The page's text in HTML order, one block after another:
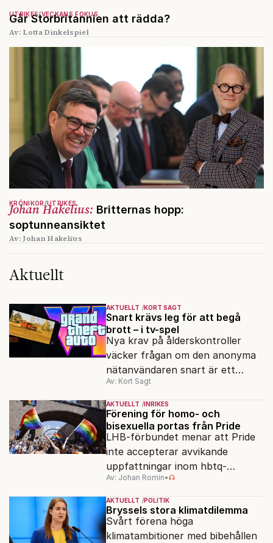
Går Storbritannien att rädda?
UTRIKES VECKANS FOKUS
Av: Lotta Dinkelspiel
Johan Hakelius: Britternas hopp:
soptunneansiktet
KRÖNIKOR UTRIKES
Av: Johan Hakelius
Aktuellt
AKTUELLT KORT SAGT
Snart krävs leg för att begå
brott – i tv-spel
Nya krav på ålderskontroller
väcker frågan om den anonyma
nätanvändaren snart är ett
minne blott.
Av: Kort Sagt
AKTUELLT INRIKES
Förening för homo- och
bisexuella portas från Pride
LHB-förbundet menar att Pride
inte accepterar avvikande
uppfattningar inom hbtq-
rörelsen. "Vi har inga problem
med transpersoner", säger
ordföranden Linn Saarinen.
Av: Johan Romin•
AKTUELLT POLITIK
Bryssels stora klimatdilemma
Svårt förena höga
klimatambitioner med bibehållen